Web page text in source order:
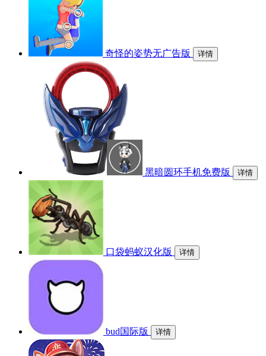
奇怪的姿势无广告版 详情
黑暗圆环手机免费版 详情
口袋蚂蚁汉化版 详情
bud国际版 详情